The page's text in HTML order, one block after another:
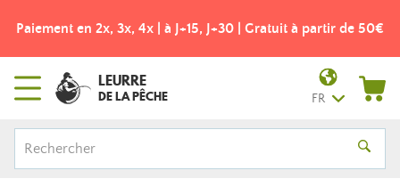
Paiement en 2x, 3x, 4x | à J+15, J+30 | Gratuit à partir de 50€
LEURRE
DE LA PÊCHE FR